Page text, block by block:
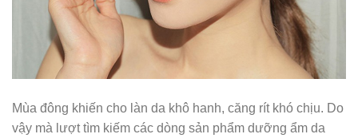
Mùa đông khiến cho làn da khô hanh, căng rít khó chịu. Do
vậy mà lượt tìm kiếm các dòng sản phẩm dưỡng ẩm da